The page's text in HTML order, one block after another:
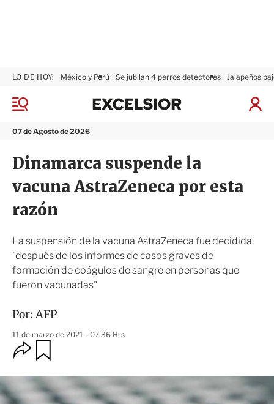
M
n
07 de Agosto de 2026
LO DE HOY: México y Perú Se jubilan 4 perros detectores Jalapeños
I
x
i
r
Dinamarca suspende la
vacuna AstraZeneca por esta
razón
La suspensión de la vacuna AstraZeneca fue decidida
"después de los informes de casos graves de
formación de coágulos de sangre en personas que
fueron vacunadas"
Por:AFP
11 de marzo de 2021 - 07:36 Hrs
O
p
i
o
r
d
a